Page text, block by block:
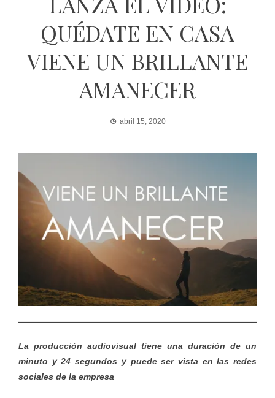
QUÉDATE EN CASA
VIENE UN BRILLANTE
AMANECER
abril 15, 2020
La producción audiovisual tiene una duración de un
minuto y 24 segundos y puede ser vista en las redes
sociales de la empresa